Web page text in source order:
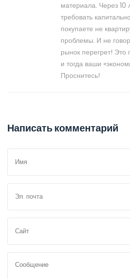
материала. Через 10
требовать
покупаете не
проблемы. И не
рынок перегрет! Это
и тогда ваши
Проснитесь!
Написать комментарий